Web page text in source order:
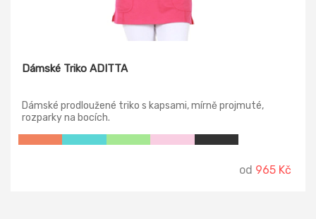
Dámské Triko ADITTA
Dámské prodloužené triko s kapsami, mírně projmuté,
rozparky na bocích.
od 965 Kč